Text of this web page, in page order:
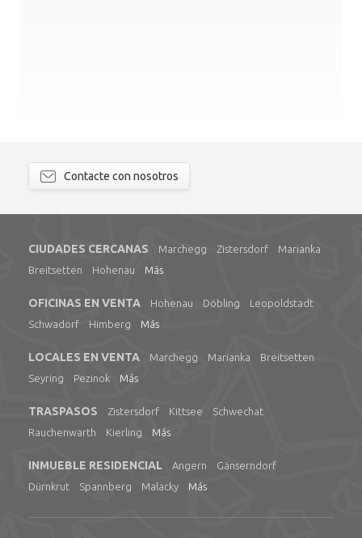
Contacte con nosotros
CIUDADES CERCANAS Marchegg Zistersdorf
Marianka
Breitsetten
Hohenau Más
OFICINAS EN VENTA Hohenau Döbling
Leopoldstadt
Schwadorf
Himberg Más
LOCALES EN VENTA Marchegg Marianka
Breitsetten
Seyring
Pezinok Más
TRASPASOS Zistersdorf Kittsee
Schwechat
Rauchenwarth
Kierling Más
INMUEBLE RESIDENCIAL Angern
Gänserndorf
Dürnkrut
Spannberg Malacky Más